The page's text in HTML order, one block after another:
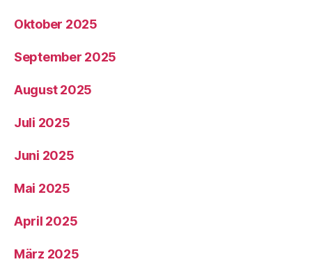
Oktober 2025
September 2025
August 2025
Juli 2025
Juni 2025
Mai 2025
April 2025
März 2025